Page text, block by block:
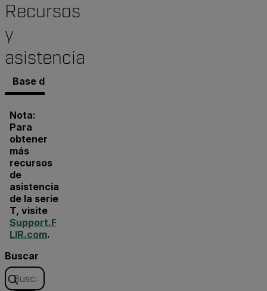
Recursos
y
asistencia
Base de conocimientos
Nota:
Para
obtener
más
recursos
de
asistencia
de la serie
T, visite
Support.F
LIR.com.
Buscar